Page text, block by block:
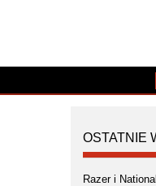
OSTATNIE
Razer i